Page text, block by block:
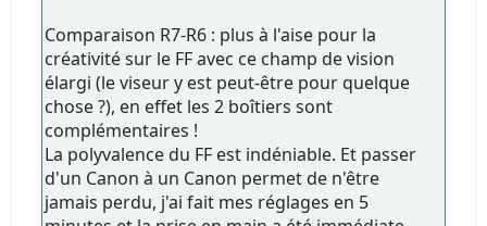
Comparaison R7-R6 : plus à l'aise pour la
créativité sur le FF avec ce champ de vision
élargi (le viseur y est peut-être pour quelque
chose ?), en effet les 2 boîtiers sont
complémentaires !
La polyvalence du FF est indéniable. Et passer
d'un Canon à un Canon permet de n'être
jamais perdu, j'ai fait mes réglages en 5